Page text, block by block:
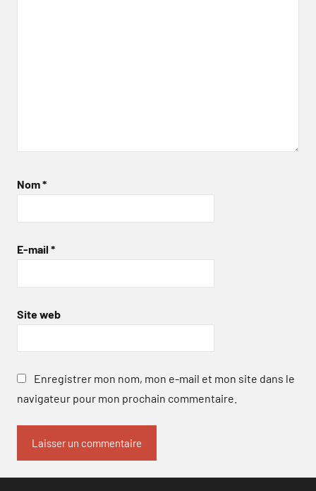
Nom*
E-mail *
Site web
Enregistrer mon nom, mon e-mail et mon site dans le
navigateur pour mon prochain commentaire.